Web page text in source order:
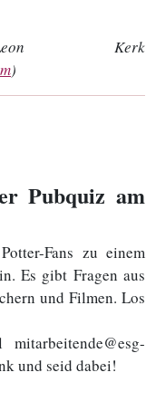
Kerk
)
Pubquiz am
Fans zu einem
Es gibt Fragen aus
und Filmen. Los
und seid dabei!